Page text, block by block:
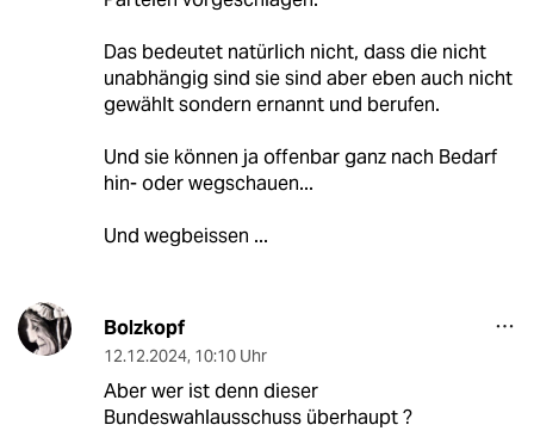
Das bedeutet natürlich nicht, dass die nicht
unabhängig sind sie sind aber eben auch nicht
gewählt sondern ernannt und berufen.
Und sie können ja offenbar ganz nach Bedarf
hin- oder wegschauen...
Und wegbeissen ...
Bolzkopf
12.12.2024, 10:10 Uhr
Aber wer ist denn dieser
Bundeswahlausschuss überhaupt ?